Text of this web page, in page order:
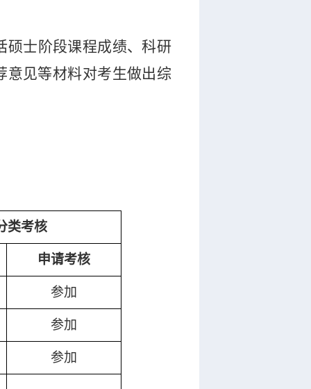
硕士阶段课程成绩、科研
意见等材料对考生做出综
类考核
申请考核
参加
参加
参加